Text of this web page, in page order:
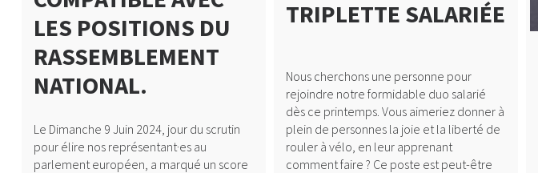
LES POSITIONS DU
RASSEMBLEMENT
NATIONAL.
Le Dimanche 9 Juin 2024, jour du scrutin
pour élire nos représentant·es au
parlement européen, a marqué un score
TRIPLETTE SALARIÉE
Nous cherchons une personne pour
rejoindre notre formidable duo salarié
dès ce printemps. Vous aimeriez donner à
plein de personnes la joie et la liberté de
rouler à vélo, en leur apprenant
comment faire ? Ce poste est peut-être